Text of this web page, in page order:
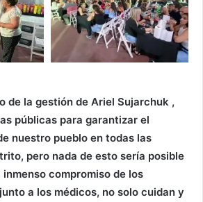
de la gestión de Ariel Sujarchuk ,
públicas para garantizar el
nuestro pueblo en todas las
pero nada de esto sería posible
compromiso de los
a los médicos, no solo cuidan y